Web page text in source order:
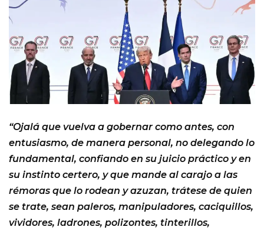
“Ojalá que vuelva a gobernar como antes, con
entusiasmo, de manera personal, no delegando lo
fundamental, confiando en su juicio práctico y en
su instinto certero, y que mande al carajo a las
rémoras que lo rodean y azuzan, trátese de quien
se trate, sean paleros, manipuladores, caciquillos,
vividores, ladrones, polizontes, tinterillos,